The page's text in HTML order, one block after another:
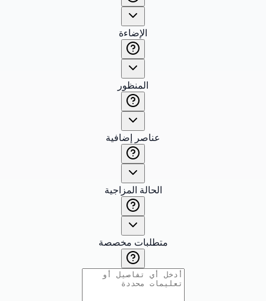
الإضاءة
المنظور
عناصر إضافية
الحالة المزاجية
متطلبات مخصصة